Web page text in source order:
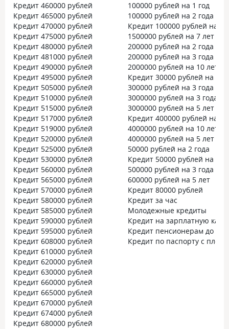
Кредит 460000 рублей
Кредит 465000 рублей
Кредит 470000 рублей
Кредит 475000 рублей
Кредит 480000 рублей
Кредит 481000 рублей
Кредит 490000 рублей
Кредит 495000 рублей
Кредит 505000 рублей
Кредит 510000 рублей
Кредит 515000 рублей
Кредит 517000 рублей
Кредит 519000 рублей
Кредит 520000 рублей
Кредит 525000 рублей
Кредит 530000 рублей
Кредит 560000 рублей
Кредит 565000 рублей
Кредит 570000 рублей
Кредит 580000 рублей
Кредит 585000 рублей
Кредит 590000 рублей
Кредит 595000 рублей
Кредит 608000 рублей
Кредит 610000 рублей
Кредит 620000 рублей
Кредит 630000 рублей
Кредит 660000 рублей
Кредит 665000 рублей
Кредит 670000 рублей
Кредит 674000 рублей
Кредит 680000 рублей
100000 рублей на 1 год
100000 рублей на 2 года
Кредит 100000 рублей на 5
1500000 рублей на 7 лет
200000 рублей на 2 года
200000 рублей на 3 года
2000000 рублей на 10 лет
Кредит 30000 рублей на 1
300000 рублей на 3 года
3000000 рублей на 3 года
3000000 рублей на 5 лет
Кредит 400000 рублей на 5
4000000 рублей на 10 лет
4000000 рублей на 5 лет
50000 рублей на 2 года
Кредит 50000 рублей на 5
500000 рублей на 3 года
600000 рублей на 5 лет
Кредит 80000 рублей
Кредит за час
Молодежные кредиты
Кредит на зарплатную
Кредит пенсионерам до 70
Кредит по паспорту с